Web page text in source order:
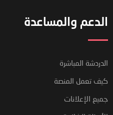
الدعم والمساعدة
الدردشة المباشرة
كيف تعمل المنصة
جميع الإعلانات